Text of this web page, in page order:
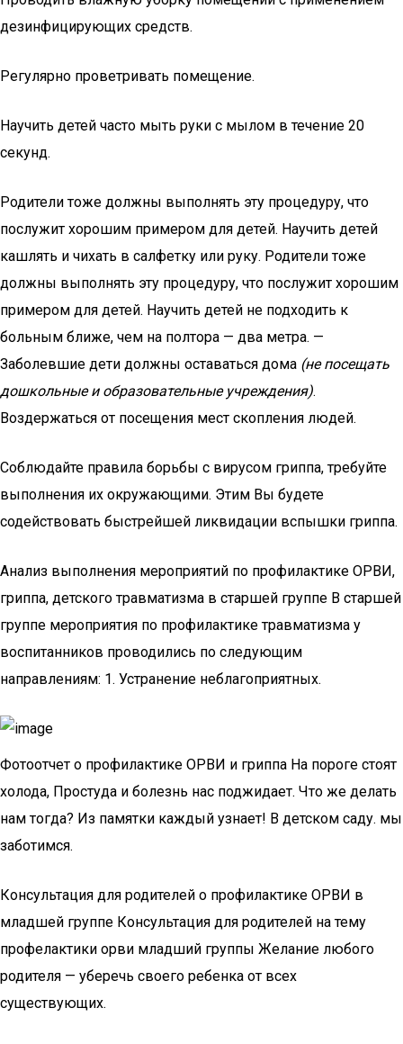
дезинфицирующих средств.
Регулярно проветривать помещение.
Научить детей часто мыть руки с мылом в течение 20
секунд.
Родители тоже должны выполнять эту процедуру, что
послужит хорошим примером для детей. Научить детей
кашлять и чихать в салфетку или руку. Родители тоже
должны выполнять эту процедуру, что послужит хорошим
примером для детей. Научить детей не подходить к
больным ближе, чем на полтора — два метра. —
Заболевшие дети должны оставаться дома (не посещать
дошкольные и образовательные учреждения).
Воздержаться от посещения мест скопления людей.
Соблюдайте правила борьбы с вирусом гриппа, требуйте
выполнения их окружающими. Этим Вы будете
содействовать быстрейшей ликвидации вспышки гриппа.
Анализ выполнения мероприятий по профилактике ОРВИ,
гриппа, детского травматизма в старшей группе В старшей
группе мероприятия по профилактике травматизма у
воспитанников проводились по следующим
направлениям: 1. Устранение неблагоприятных.
Фотоотчет о профилактике ОРВИ и гриппа На пороге стоят
холода, Простуда и болезнь нас поджидает. Что же делать
нам тогда? Из памятки каждый узнает! В детском саду. мы
заботимся.
Консультация для родителей о профилактике ОРВИ в
младшей группе Консультация для родителей на тему
профелактики орви младший группы Желание любого
родителя — уберечь своего ребенка от всех
существующих.